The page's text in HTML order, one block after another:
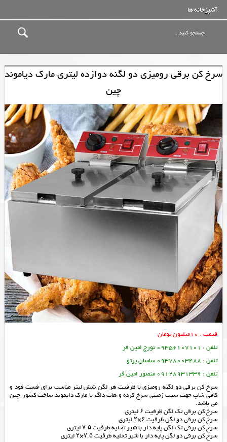
آشپزخانه ها
سرخ کن برقی رومیزی دو لگنه دوازده لیتری مارک دیاموند
چین
قیمت : 10میلیون تومان
تلفن : 09356107101 تورج امین فر
تلفن : 09378003488 ساسان پرتو
تلفن : 09128931339 منصور امین فر
سرخ کن برقی دو لگنه رومیزی با ظرفیت هر لگن شش لیتر مناسب برای فست فود و
کافی شاپ جهت سیب زمینی سرخ کرده و هات داگ با مارک دایموند ساخت کشور چین
می باشد.
سرخ کن برقی تک لگن ظرفیت ۶ لیتری
سرخ کن برقی دو لگن ظرفیت ۶×۲ لیتری
سرخ کن برقی تک لگن پایه دار با شیر تخلیه ظرفیت ۷.۵ لیتری
سرخ کن برقی دو لگن پایه دار با شیر تخلیه ظرفیت ۷.۵×۲ لیتری